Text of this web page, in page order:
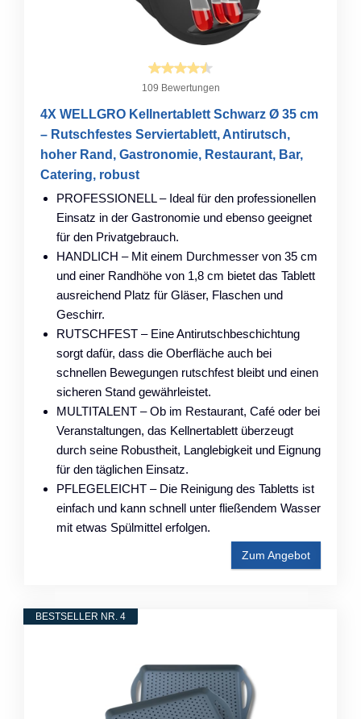
109 Bewertungen
4X WELLGRO Kellnertablett Schwarz Ø 35 cm
– Rutschfestes Serviertablett, Antirutsch,
hoher Rand, Gastronomie, Restaurant, Bar,
Catering, robust
PROFESSIONELL – Ideal für den professionellen
Einsatz in der Gastronomie und ebenso geeignet
für den Privatgebrauch.
HANDLICH – Mit einem Durchmesser von 35 cm
und einer Randhöhe von 1,8 cm bietet das Tablett
ausreichend Platz für Gläser, Flaschen und
Geschirr.
RUTSCHFEST – Eine Antirutschbeschichtung
sorgt dafür, dass die Oberfläche auch bei
schnellen Bewegungen rutschfest bleibt und einen
sicheren Stand gewährleistet.
MULTITALENT – Ob im Restaurant, Café oder bei
Veranstaltungen, das Kellnertablett überzeugt
durch seine Robustheit, Langlebigkeit und Eignung
für den täglichen Einsatz.
PFLEGELEICHT – Die Reinigung des Tabletts ist
einfach und kann schnell unter fließendem Wasser
mit etwas Spülmittel erfolgen.
Zum Angebot
BESTSELLER NR. 4